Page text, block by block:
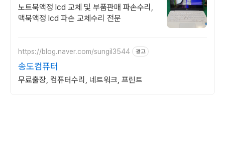
노트북액정 lcd 교체 및 부품판매 파손수리,
맥북액정 lcd 파손 교체수리 전문
https://blog.naver.com/sungil3544 광고
송도컴퓨터
무료출장, 컴퓨터수리, 네트워크, 프린트